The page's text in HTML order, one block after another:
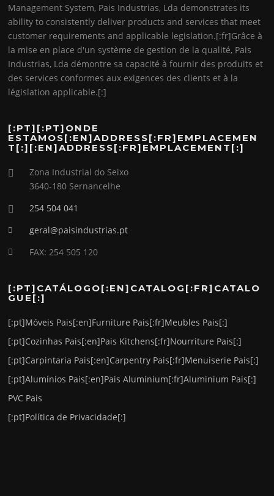
Management System, Pais Industrias, Lda demonstrates its
ability to consistently deliver products and services that meet
customer requirements and applicable legislation.[:fr]Grâce à
la mise en place d'un système de gestion de la qualité, Pais
Industrias, Lda démontre sa capacité à fournir des produits et
des services conformes aux exigences des clients et à la
législation applicable.[:]
[:PT][:PT]ONDE
ESTAMOS[:EN]ADDRESS[:FR]EMPLACEMEN
T[:][:EN]ADDRESS[:FR]EMPLACEMENT[:]
Zona Industrial do Seixo
3640-180 Sernancelhe
254 504 041
geral@paisindustrias.pt
FAX: 254 505 120
[:PT]CATÁLOGO[:EN]CATALOG[:FR]CATALO
GUE[:]
[:pt]Móveis Pais[:en]Furniture Pais[:fr]Meubles Pais[:]
[:pt]Cozinhas Pais[:en]Pais Kitchens[:fr]Nourriture Pais[:]
[:pt]Carpintaria Pais[:en]Carpentry Pais[:fr]Menuiserie Pais[:]
[:pt]Alumínios Pais[:en]Pais Aluminium[:fr]Aluminium Pais[:]
PVC Pais
[:pt]Política de Privacidade[:]